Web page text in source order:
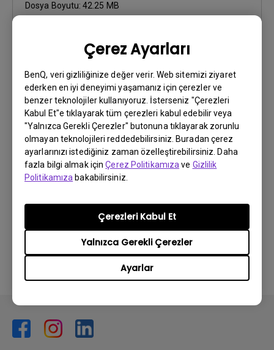
Çerez Ayarları
BenQ, veri gizliliğinize değer verir. Web sitemizi ziyaret
ederken en iyi deneyimi yaşamanız için çerezler ve
benzer teknolojiler kullanıyoruz. İsterseniz "Çerezleri
Kabul Et"e tıklayarak tüm çerezleri kabul edebilir veya
"Yalnızca Gerekli Çerezler" butonuna tıklayarak zorunlu
olmayan teknolojileri reddedebilirsiniz. Buradan çerez
ayarlarınızı istediğiniz zaman özelleştirebilirsiniz. Daha
fazla bilgi almak içinÇerez Politikamıza ve Gizlilik
Politikamıza bakabilirsiniz.
Ayarlar
Yalnızca Gerekli Çerezler
Çerezleri Kabul Et
Dosya Boyutu: 42.25 MB
Kullanıcı El Kitabı
Kullanım Kılavuzu
Güncelleme:2017/05/24